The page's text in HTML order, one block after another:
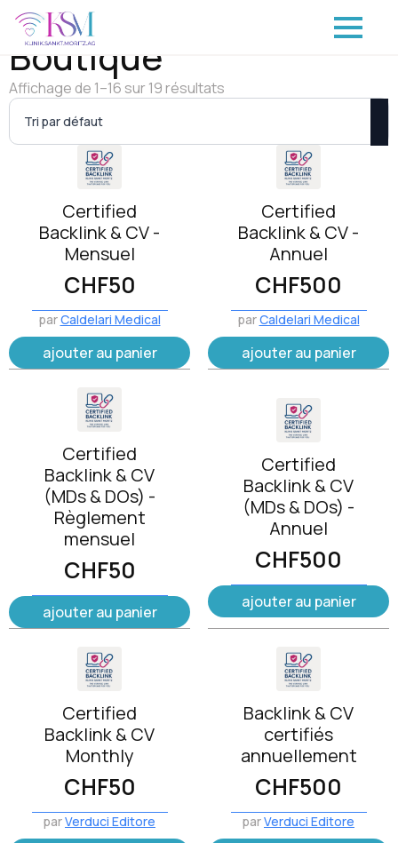
Boutique
Affichage de 1–16 sur 19 résultats
Certified
Backlink & CV -
Mensuel
CHF50
parCaldelari Medical
ajouter au panier
Certified
Backlink & CV -
Annuel
CHF500
parCaldelari Medical
ajouter au panier
Certified
Backlink & CV
(MDs & DOs) -
Règlement
mensuel
CHF50
ajouter au panier
Certified
Backlink & CV
(MDs & DOs) -
Annuel
CHF500
ajouter au panier
Certified
Backlink & CV
Monthly
CHF50
parVerduci Editore
Backlink & CV
certifiés
annuellement
CHF500
parVerduci Editore